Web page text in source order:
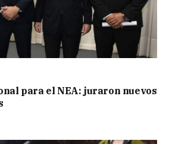
para el NEA: juraron nuevos